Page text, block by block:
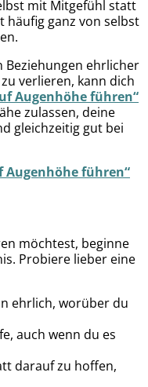
mit Mitgefühl statt
häufig ganz von selbst
Beziehungen ehrlicher
verlieren, kann dich
Augenhöhe führen“
zulassen, deine
gleichzeitig gut bei
Augenhöhe führen“
möchtest, beginne
Probiere lieber eine
ehrlich, worüber du
auch wenn du es
darauf zu hoffen,